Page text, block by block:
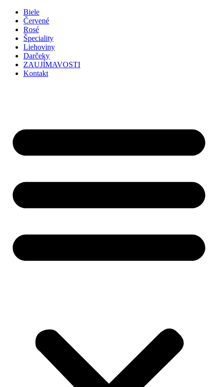
Preskočiť
obsah
Biele
Červené
Rosé
Špeciality
Liehoviny
Darčeky
ZAUJÍMAVOSTI
Kontakt